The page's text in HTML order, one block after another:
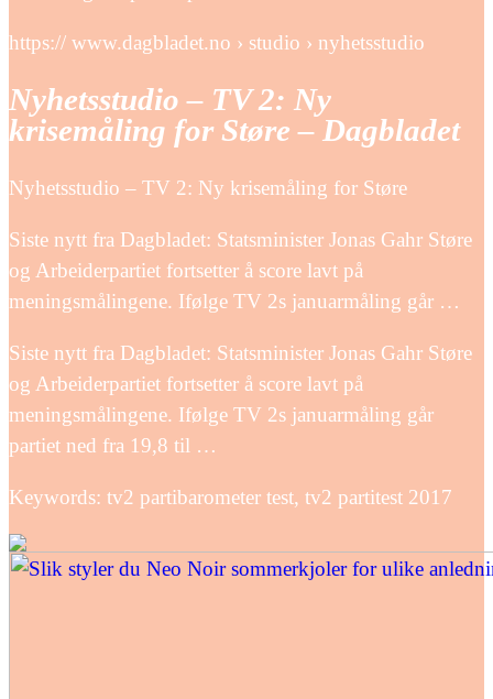
https:// www.dagbladet.no › studio › nyhetsstudio
Nyhetsstudio – TV 2: Ny
krisemåling for Støre – Dagbladet
Nyhetsstudio – TV 2: Ny krisemåling for Støre
Siste nytt fra Dagbladet: Statsminister Jonas Gahr Støre
og Arbeiderpartiet fortsetter å score lavt på
meningsmålingene. Ifølge TV 2s januarmåling går …
Siste nytt fra Dagbladet: Statsminister Jonas Gahr Støre
og Arbeiderpartiet fortsetter å score lavt på
meningsmålingene. Ifølge TV 2s januarmåling går
partiet ned fra 19,8 til …
Keywords: tv2 partibarometer test, tv2 partitest 2017